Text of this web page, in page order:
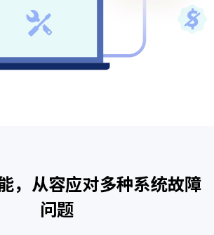
，从容应对多种系统故障
问题